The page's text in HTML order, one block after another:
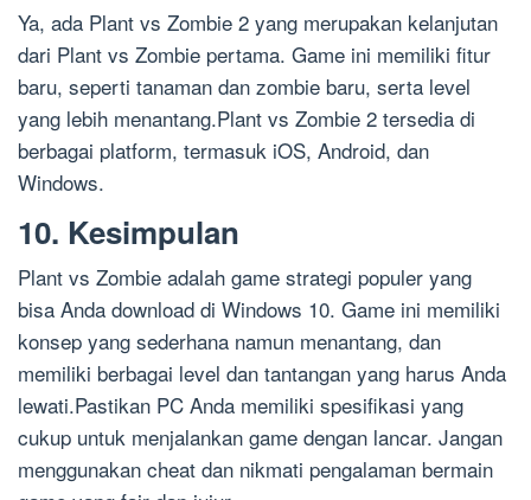
Ya, ada Plant vs Zombie 2 yang merupakan kelanjutan
dari Plant vs Zombie pertama. Game ini memiliki fitur
baru, seperti tanaman dan zombie baru, serta level
yang lebih menantang.Plant vs Zombie 2 tersedia di
berbagai platform, termasuk iOS, Android, dan
Windows.
10. Kesimpulan
Plant vs Zombie adalah game strategi populer yang
bisa Anda download di Windows 10. Game ini memiliki
konsep yang sederhana namun menantang, dan
memiliki berbagai level dan tantangan yang harus Anda
lewati.Pastikan PC Anda memiliki spesifikasi yang
cukup untuk menjalankan game dengan lancar. Jangan
menggunakan cheat dan nikmati pengalaman bermain